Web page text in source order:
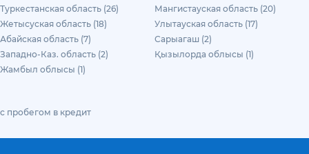
Туркестанская область (26)
Мангистауская область (20)
Жетысуская область (18)
Улытауская область (17)
Абайская область (7)
Сарыагаш (2)
Западно-Каз. область (2)
Қызылорда облысы (1)
Жамбыл облысы (1)
с пробегом в кредит